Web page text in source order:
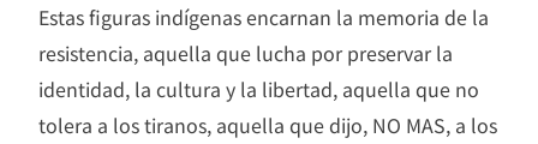
Estas figuras indígenas encarnan la memoria de la
resistencia, aquella que lucha por preservar la
identidad, la cultura y la libertad, aquella que no
tolera a los tiranos, aquella que dijo, NO MAS, a los